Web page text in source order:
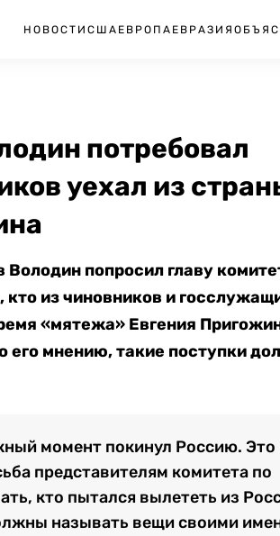
НОВОСТИ США ЕВРОПА ЕВРАЗИЯ
потребовал
уехал из
попросил главу
кто из чиновников и
«мятежа» Евгения
его мнению, такие поступки
момент покинул Россию. Это
представителям комитета по
кто пытался вылететь из
называть вещи своими